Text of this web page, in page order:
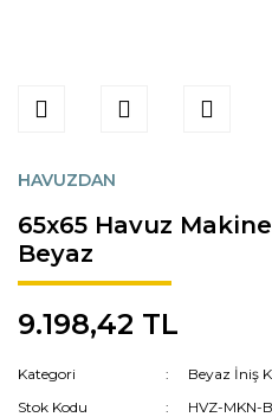
HAVUZDAN
65x65 Havuz
Beyaz
9.198,42 TL
Kategori
Beyaz İniş
Stok Kodu
HVZ-MKN-